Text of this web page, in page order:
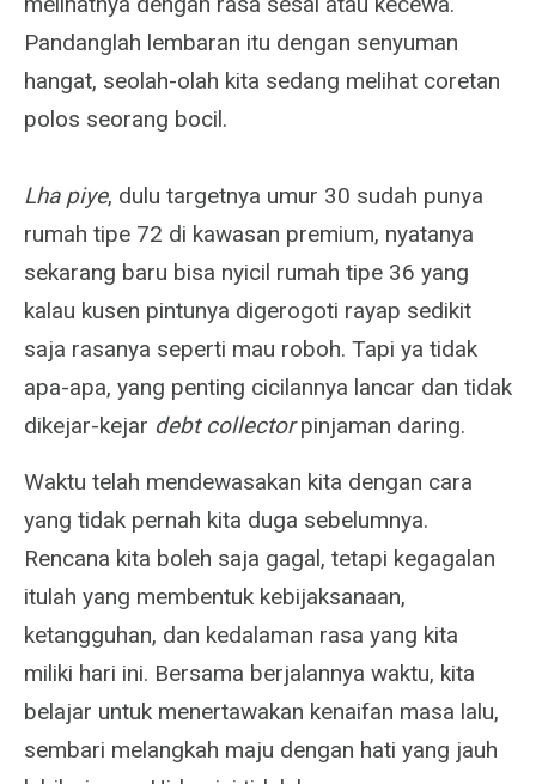
Pandanglah lembaran itu dengan senyuman
hangat, seolah-olah kita sedang melihat coretan
polos seorang bocil.
Lha piye, dulu targetnya umur 30 sudah punya
rumah tipe 72 di kawasan premium, nyatanya
sekarang baru bisa nyicil rumah tipe 36 yang
kalau kusen pintunya digerogoti rayap sedikit
saja rasanya seperti mau roboh. Tapi ya tidak
apa-apa, yang penting cicilannya lancar dan tidak
dikejar-kejar debt collectorpinjaman daring.
Waktu telah mendewasakan kita dengan cara
yang tidak pernah kita duga sebelumnya.
Rencana kita boleh saja gagal, tetapi kegagalan
itulah yang membentuk kebijaksanaan,
ketangguhan, dan kedalaman rasa yang kita
miliki hari ini. Bersama berjalannya waktu, kita
belajar untuk menertawakan kenaifan masa lalu,
sembari melangkah maju dengan hati yang jauh